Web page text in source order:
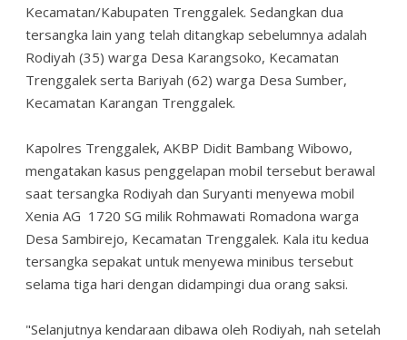
Kecamatan/Kabupaten Trenggalek. Sedangkan dua
tersangka lain yang telah ditangkap sebelumnya adalah
Rodiyah (35) warga Desa Karangsoko, Kecamatan
Trenggalek serta Bariyah (62) warga Desa Sumber,
Kecamatan Karangan Trenggalek.
Kapolres Trenggalek, AKBP Didit Bambang Wibowo,
mengatakan kasus penggelapan mobil tersebut berawal
saat tersangka Rodiyah dan Suryanti menyewa mobil
Xenia AG 1720 SG milik Rohmawati Romadona warga
Desa Sambirejo, Kecamatan Trenggalek. Kala itu kedua
tersangka sepakat untuk menyewa minibus tersebut
selama tiga hari dengan didampingi dua orang saksi.
"Selanjutnya kendaraan dibawa oleh Rodiyah, nah setelah